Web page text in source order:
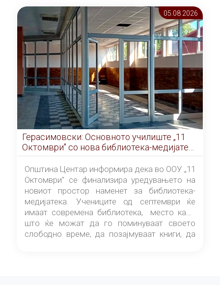
05.08 2026
Герасимовски: Основното училиште „11
Октомври" со нова библиотека-медијатека
од септември
Општина Центар информира дека во ООУ „11
Октомври" се финализира уредувањето на
новиот простор наменет за библиотека-
медијатека. Учениците од септември ќе
имаат современа библиотека, место каде
што ќе можат да го поминуваат своето
слободно време, да позајмуваат книги, да